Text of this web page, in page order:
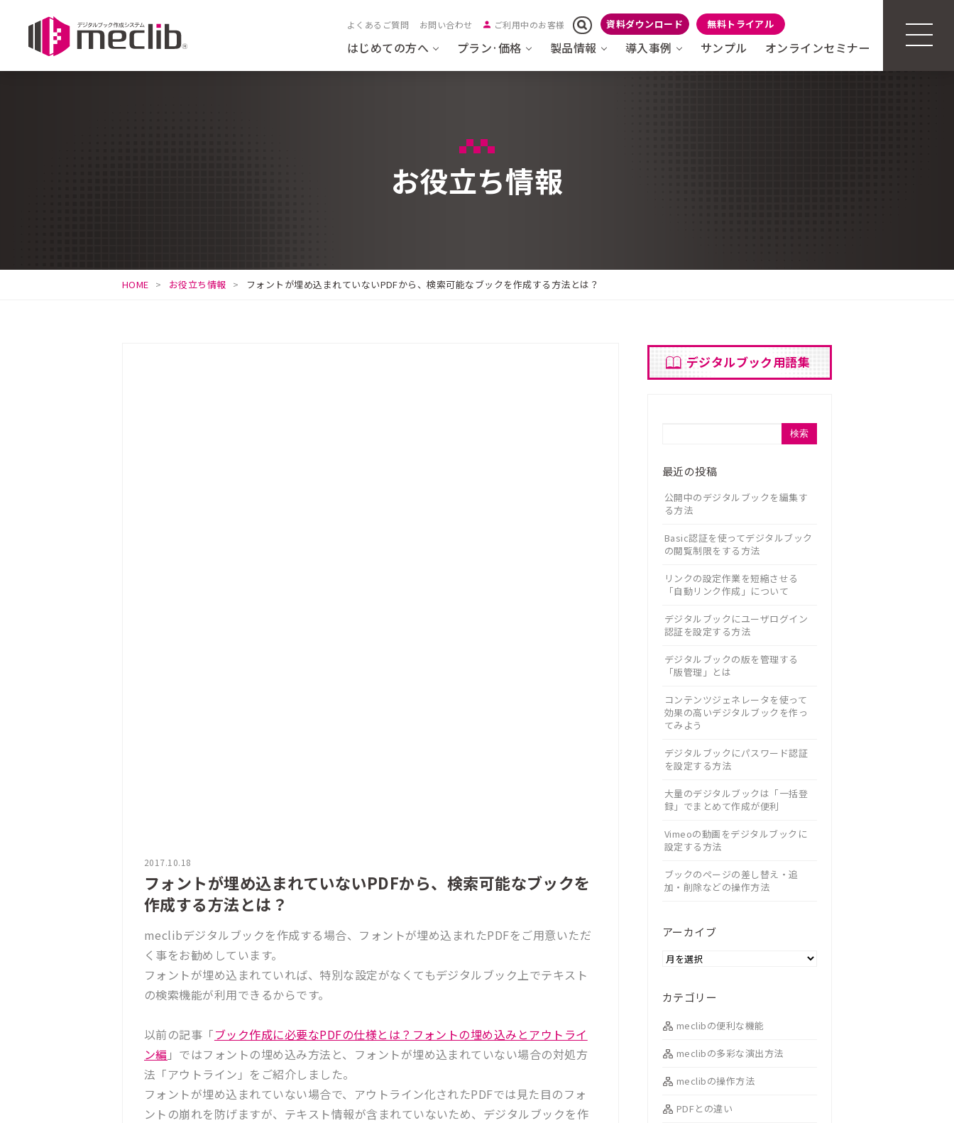
よくあるご質問 お問い合わせ ご利用中のお客様 資料ダウンロード 無料トライアル
はじめての方へ プラン·価格 製品情報 導入事例 サンプル オンラインセミナー
お役立ち情報
HOME お役立ち情報 フォントが埋め込まれていないPDFから、検索可能なブックを作成する方法とは？
2017.10.18
フォントが埋め込まれていないPDFから、検索可能なブックを
作成する方法とは？
meclibデジタルブックを作成する場合、フォントが埋め込まれたPDFをご用意いただ
く事をお勧めしています。
フォントが埋め込まれていれば、特別な設定がなくてもデジタルブック上でテキスト
の検索機能が利用できるからです。
以前の記事「ブック作成に必要なPDFの仕様とは？フォントの埋め込みとアウトライ
ン編 」ではフォントの埋め込み方法と、フォントが埋め込まれていない場合の対処方
法「アウトライン」をご紹介しました。
フォントが埋め込まれていない場合で、アウトライン化されたPDFでは見た目のフォ
ントの崩れを防げますが、テキスト情報が含まれていないため、デジタルブックを作
デジタルブック用語集
検索
最近の投稿
公開中のデジタルブックを編集す
る方法
Basic認証を使ってデジタルブック
の閲覧制限をする方法
リンクの設定作業を短縮させる
「自動リンク作成」について
デジタルブックにユーザログイン
認証を設定する方法
デジタルブックの版を管理する
「版管理」とは
コンテンツジェネレータを使って
効果の高いデジタルブックを作っ
てみよう
デジタルブックにパスワード認証
を設定する方法
大量のデジタルブックは「一括登
録」でまとめて作成が便利
Vimeoの動画をデジタルブックに
設定する方法
ブックのページの差し替え・追
加・削除などの操作方法
アーカイブ
カテゴリー
meclibの便利な機能
meclibの多彩な演出方法
meclibの操作方法
PDFとの違い